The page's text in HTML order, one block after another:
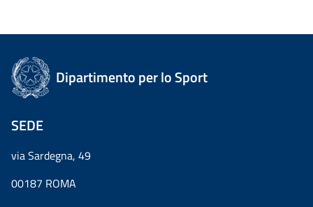
Dipartimento per lo Sport
SEDE
via Sardegna, 49
00187 ROMA